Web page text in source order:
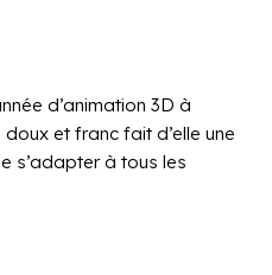
d’animation 3D à
et franc fait d’elle une
s’adapter à tous les